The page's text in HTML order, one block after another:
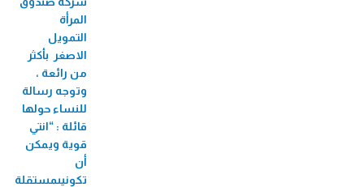
المرأة
التمويل
الاصغر بأكثر
من رائعة ،
وتوجه رسالة
للنساء حولها
قائلة : “انتي
قوية ويمكن
أن
تكونيى‏مستقلة